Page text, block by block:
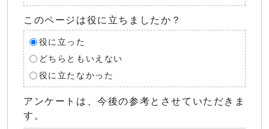
このページは役に立ちましたか？
役に立った
どちらともいえない
役に立たなかった
アンケートは、今後の参考とさせていただきま
す。